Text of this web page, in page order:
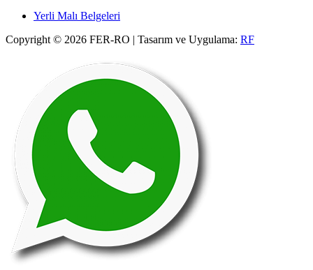
Yerli Malı Belgeleri
Copyright © 2026 FER-RO | Tasarım ve Uygulama: RF